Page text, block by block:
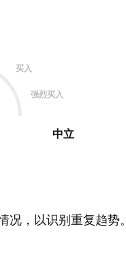
买入
强烈买入
中立
况，以识别重复趋势。